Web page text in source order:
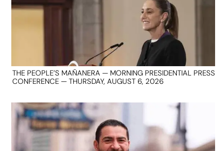
THE PEOPLE’S MAÑANERA — MORNING PRESIDENTIAL PRESS
CONFERENCE — THURSDAY, AUGUST 6, 2026